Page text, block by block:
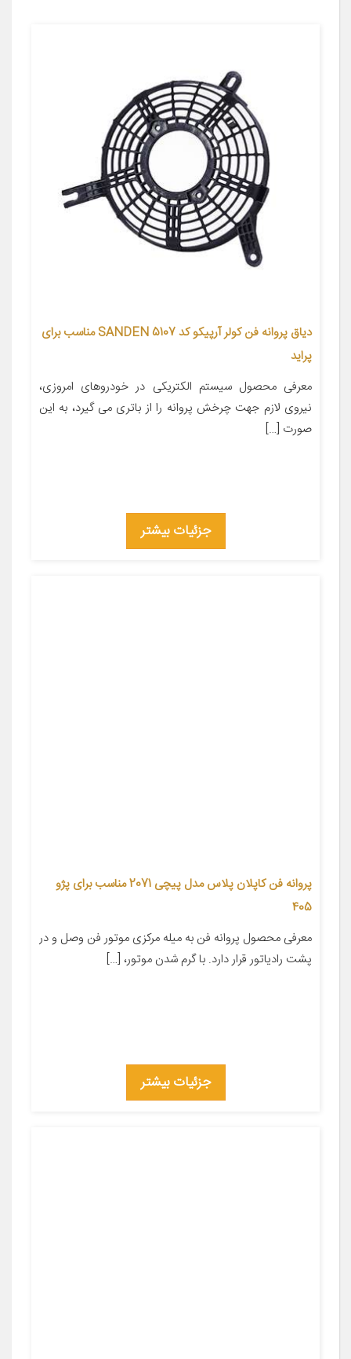
دیاق پروانه فن کولر آرپیکو کد SANDEN 5107 مناسب برای
پراید
معرفی محصول سیستم الکتریکی در خودروهای امروزی،
نیروی لازم جهت چرخش پروانه را از باتری می گیرد، به این
صورت […]
جزئیات بیشتر
پروانه فن کاپلان پلاس مدل پیچی 2071 مناسب برای پژو
405
معرفی محصول پروانه فن به میله مرکزی موتور فن وصل و در
پشت رادیاتور قرار دارد. با گرم شدن موتور، […]
جزئیات بیشتر